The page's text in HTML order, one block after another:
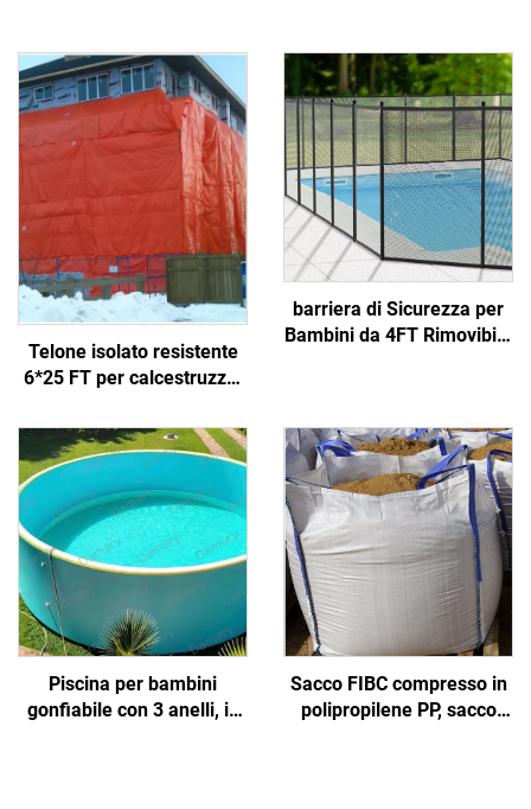
Telone isolato resistente
6*25 FT per calcestruzzo,
durevole
barriera di Sicurezza per
Bambini da 4FT Rimovibile
Piscina per bambini
gonfiabile con 3 anelli, in
Sacco FIBC compresso in
polipropilene PP, sacco